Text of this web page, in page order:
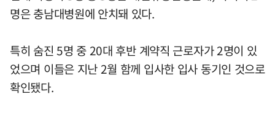
명은 충남대병원에 안치돼 있다.
특히 숨진 5명 중 20대 후반 계약직 근로자가 2명이 있
었으며 이들은 지난 2월 함께 입사한 입사 동기인 것으로
확인됐다.